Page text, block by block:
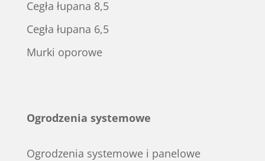
Cegła łupana 8,5
Cegła łupana 6,5
Murki oporowe
Ogrodzenia systemowe
Ogrodzenia systemowe i panelowe